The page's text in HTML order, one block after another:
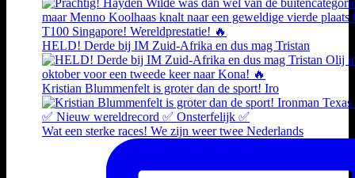
HELD! Derde bij IM Zuid-Afrika en dus mag Tristan
Kristian Blummenfelt is groter dan de sport! Iro
Wat een sterke races! We zijn weer twee Nederlands